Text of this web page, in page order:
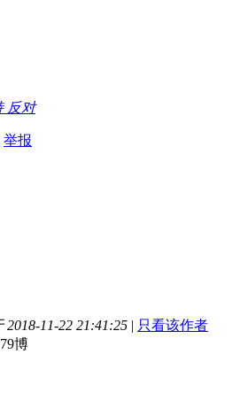
反对
举报
2018-11-22 21:41:25 | 只看该作者
博